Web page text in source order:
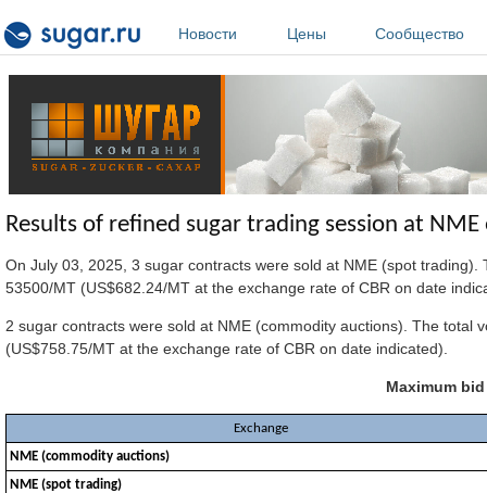
Новости
Цены Сообщество
Results of refined sugar trading session at
On July 03, 2025, 3 sugar contracts were sold at NME (spot
53500/MT (US$682.24/MT at the exchange rate of CBR on date
2 sugar contracts were sold at NME (commodity auctions). The
(US$758.75/MT at the exchange rate of CBR on date indicated).
Maximum
Exchange
NME (commodity auctions)
NME (spot trading)